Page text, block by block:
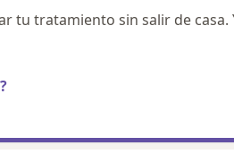
tu tratamiento sin salir de casa.